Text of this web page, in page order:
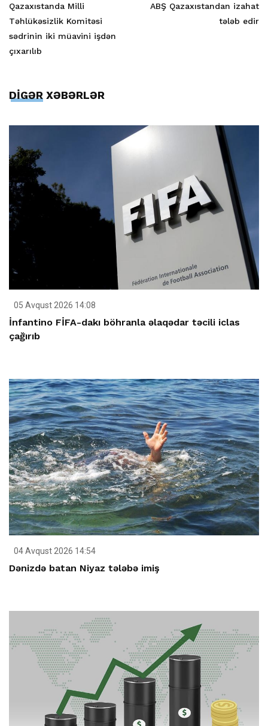
Qazaxıstanda Milli
Təhlükəsizlik Komitəsi
sədrinin iki müavini işdən
çıxarılıb
ABŞ Qazaxıstandan izahat
tələb edir
DİGƏR XƏBƏRLƏR
05 Avqust 2026 14:08
İnfantino FİFA-dakı böhranla əlaqədar təcili iclas
çağırıb
04 Avqust 2026 14:54
Dənizdə batan Niyaz tələbə imiş